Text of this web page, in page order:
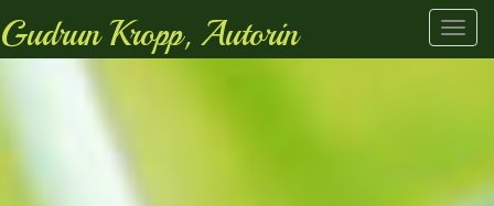
Gudrun Kropp, Autorin